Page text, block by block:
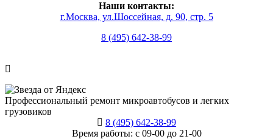
Наши контакты:
г.Москва, ул.Шоссейная, д. 90, стр. 5
8 (495) 642-38-99
Профессиональный ремонт микроавтобусов и легких
грузовиков
8 (495) 642-38-99
Время работы: с 09-00 до 21-00